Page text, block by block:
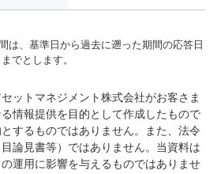
は、基準日から過去に遡った期間の応答日
でとします。
ットマネジメント株式会社がお客さま
情報提供を目的として作成したもので
するものではありません。また、法令
論見書等）ではありません。当資料は
運用に影響を与えるものではありませ